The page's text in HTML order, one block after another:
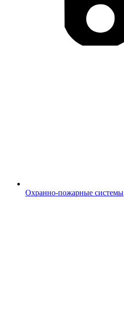
Охранно-пожарные системы